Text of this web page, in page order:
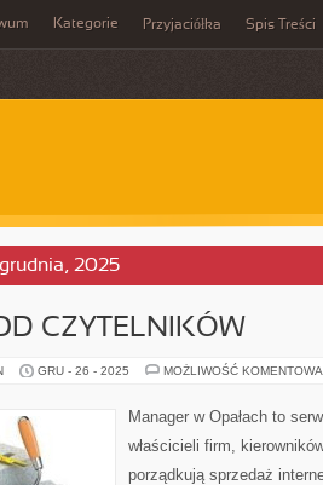
Kategorie Przyjaciółka Spis Treści
2025
CZYTELNIKÓW
GRU - 26 - 2025 MOŻLIWOŚĆ
Manager w Opałach to
właścicieli firm,
porządkują sprzedaż